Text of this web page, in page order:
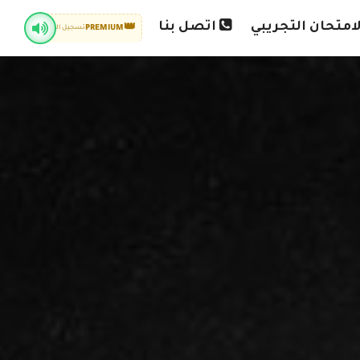
التجريبي اتصل بنا 👑
PREMIUMتسجيل الدخول